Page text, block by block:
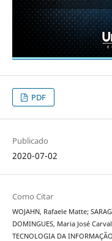
PDF
Publicado
2020-07-02
Como Citar
WOJAHN, Rafaele Matte;
DOMINGUES, Maria José
TECNOLOGIA DA